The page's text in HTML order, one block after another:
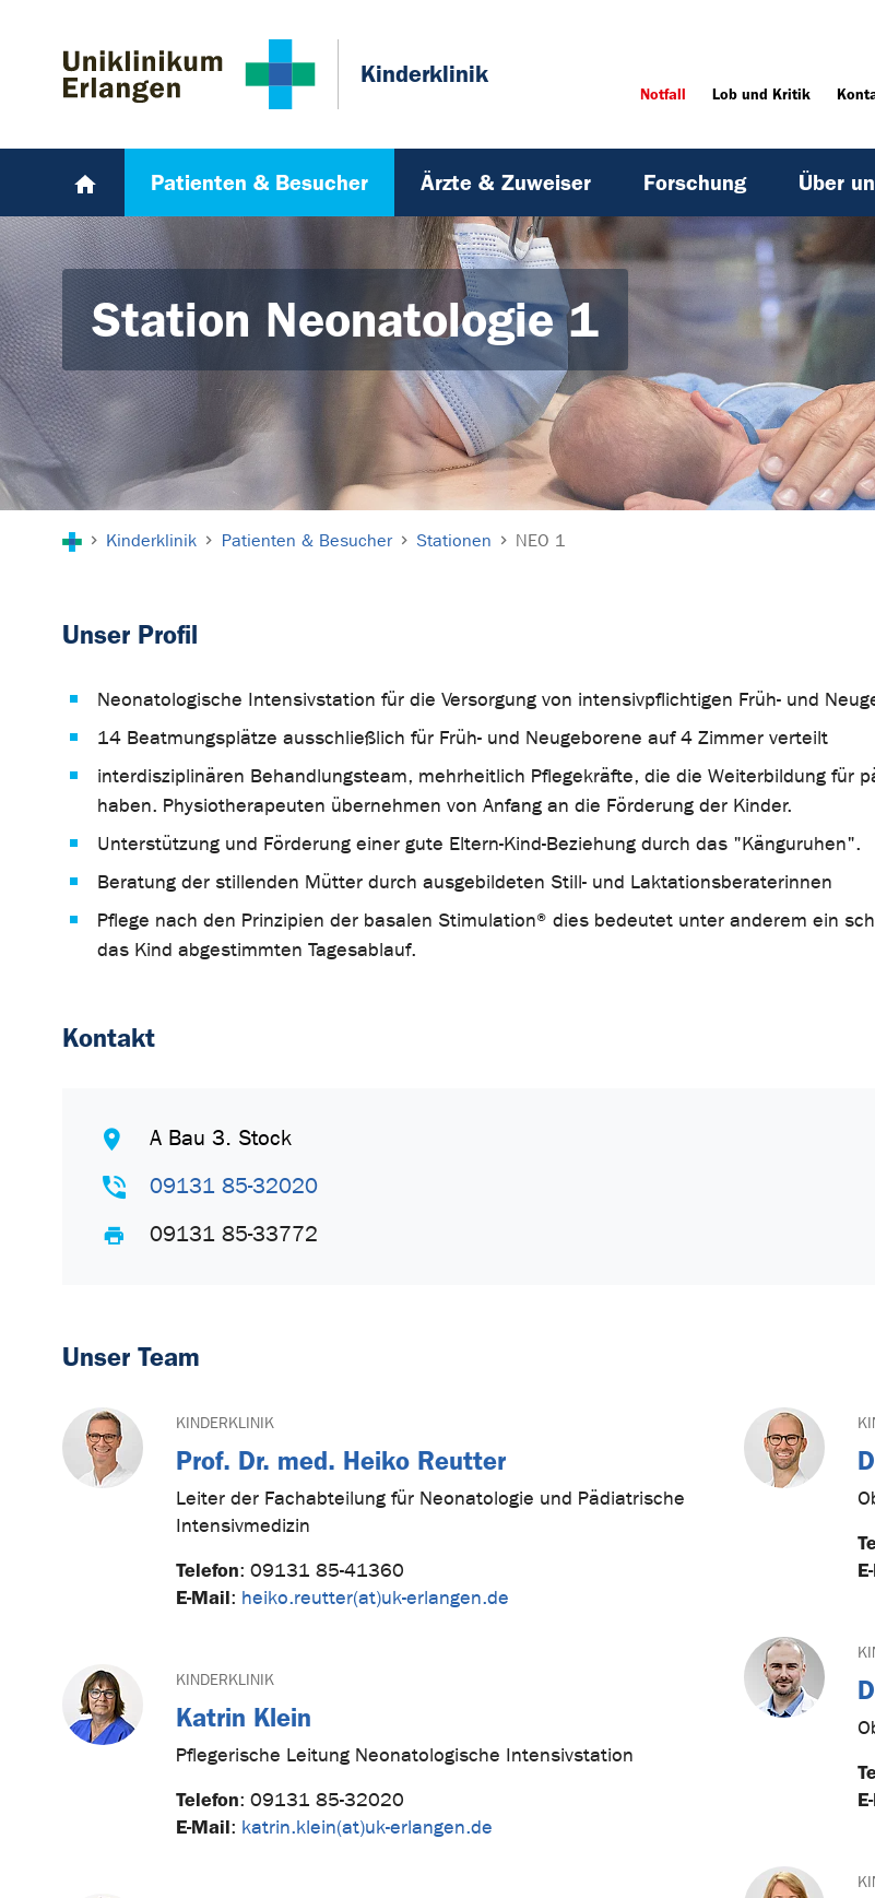
Kinderklinik
Notfall Lob und Kritik
Patienten & Besucher Ärzte & Zuweiser Forschung Über
Station Neonatologie 1
Kinderklinik Patienten & Besucher Stationen NEO 1
Unser Profil
Neonatologische Intensivstation für die Versorgung von intensivpflichtigen Früh- und
14 Beatmungsplätze ausschließlich für Früh- und Neugeborene auf 4 Zimmer verteilt
interdisziplinären Behandlungsteam, mehrheitlich Pflegekräfte, die die Weiterbildung für
haben. Physiotherapeuten übernehmen von Anfang an die Förderung der Kinder.
Unterstützung und Förderung einer gute Eltern-Kind-Beziehung durch das "Känguruhen".
Beratung der stillenden Mütter durch ausgebildeten Still- und Laktationsberaterinnen
Pflege nach den Prinzipien der basalen Stimulation® dies bedeutet unter anderem ein
das Kind abgestimmten Tagesablauf.
Kontakt
A Bau 3. Stock
09131 85-32020
09131 85-33772
Unser Team
KINDERKLINIK
Prof. Dr. med. Heiko Reutter
Leiter der Fachabteilung für Neonatologie und Pädiatrische
Intensivmedizin
Telefon: 09131 85-41360
E-Mail: heiko.reutter(at)uk-erlangen.de
KINDERKLINIK
Katrin Klein
Pflegerische Leitung Neonatologische Intensivstation
Telefon: 09131 85-32020
E-Mail: katrin.klein(at)uk-erlangen.de